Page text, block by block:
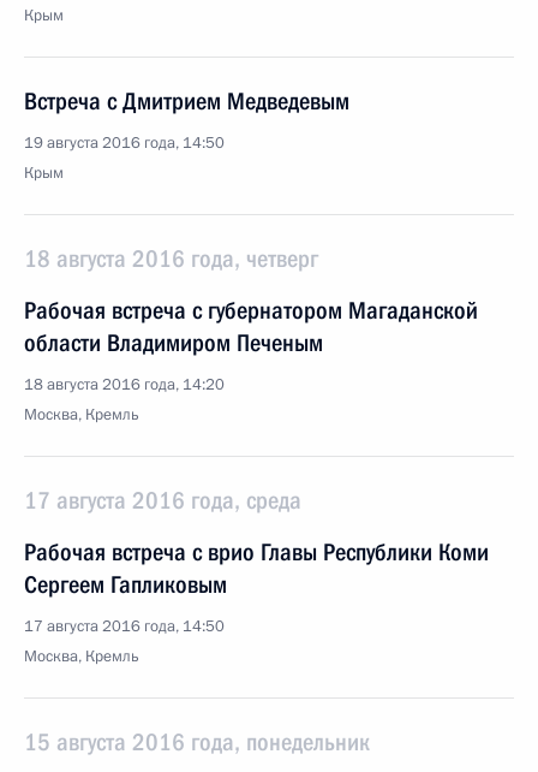
Крым
Встреча с Дмитрием Медведевым
19 августа 2016 года, 14:50
Крым
18 августа 2016 года, четверг
Рабочая встреча с губернатором Магаданской
области Владимиром Печеным
18 августа 2016 года, 14:20
Москва, Кремль
17 августа 2016 года, среда
Рабочая встреча с врио Главы Республики Коми
Сергеем Гапликовым
17 августа 2016 года, 14:50
Москва, Кремль
15 августа 2016 года, понедельник